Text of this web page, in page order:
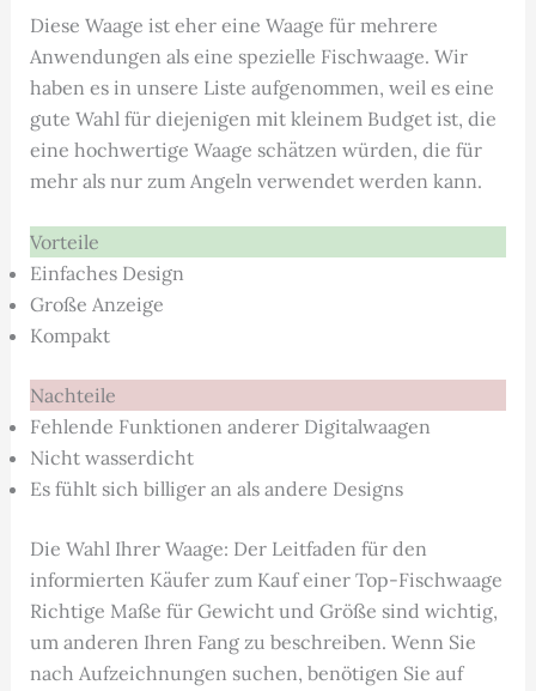
Diese Waage ist eher eine Waage für mehrere
Anwendungen als eine spezielle Fischwaage. Wir
haben es in unsere Liste aufgenommen, weil es eine
gute Wahl für diejenigen mit kleinem Budget ist, die
eine hochwertige Waage schätzen würden, die für
mehr als nur zum Angeln verwendet werden kann.
Vorteile
Einfaches Design
Große Anzeige
Kompakt
Nachteile
Fehlende Funktionen anderer Digitalwaagen
Nicht wasserdicht
Es fühlt sich billiger an als andere Designs
Die Wahl Ihrer Waage: Der Leitfaden für den
informierten Käufer zum Kauf einer Top-Fischwaage
Richtige Maße für Gewicht und Größe sind wichtig,
um anderen Ihren Fang zu beschreiben. Wenn Sie
nach Aufzeichnungen suchen, benötigen Sie auf